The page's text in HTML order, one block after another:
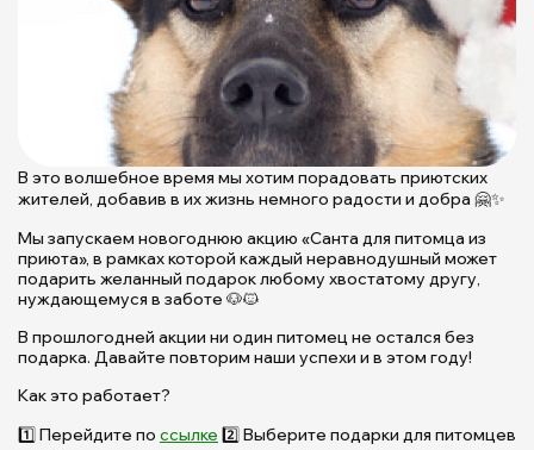
В это волшебное время мы хотим порадовать приютских
жителей, добавив в их жизнь немного радости и добра 🤗✨️️
Мы запускаем новогоднюю акцию «Санта для питомца из
приюта», в рамках которой каждый неравнодушный может
подарить желанный подарок любому хвостатому другу,
нуждающемуся в заботе 🐶🐱
В прошлогодней акции ни один питомец не остался без
подарка. Давайте повторим наши успехи и в этом году!
Как это работает?
1️⃣ Перейдите по ссылке 2️⃣ Выберите подарки для питомцев